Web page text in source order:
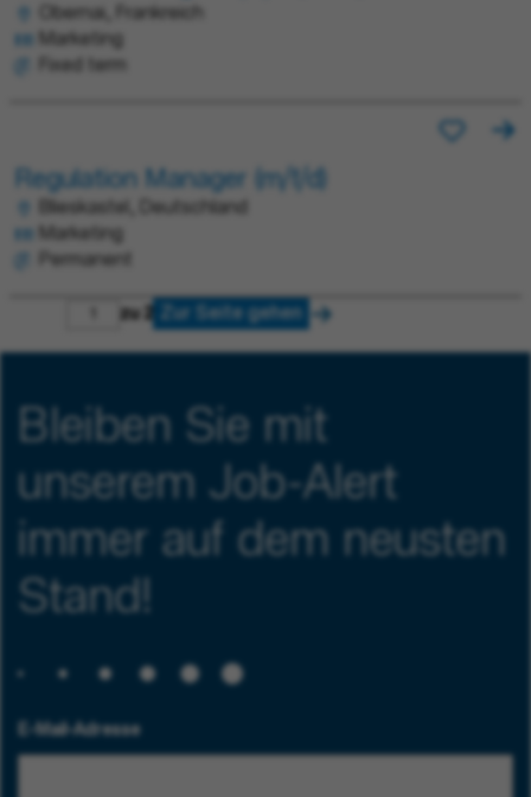
Obernai, Frankreich
Marketing
Fixed term
Regulation Manager (m/f/d)
Blieskastel, Deutschland
Marketing
Permanent
zu 2 Zur Seite gehen
Bleiben Sie mit
unserem Job-Alert
immer auf dem neusten
Stand!
E-Mail-Adresse